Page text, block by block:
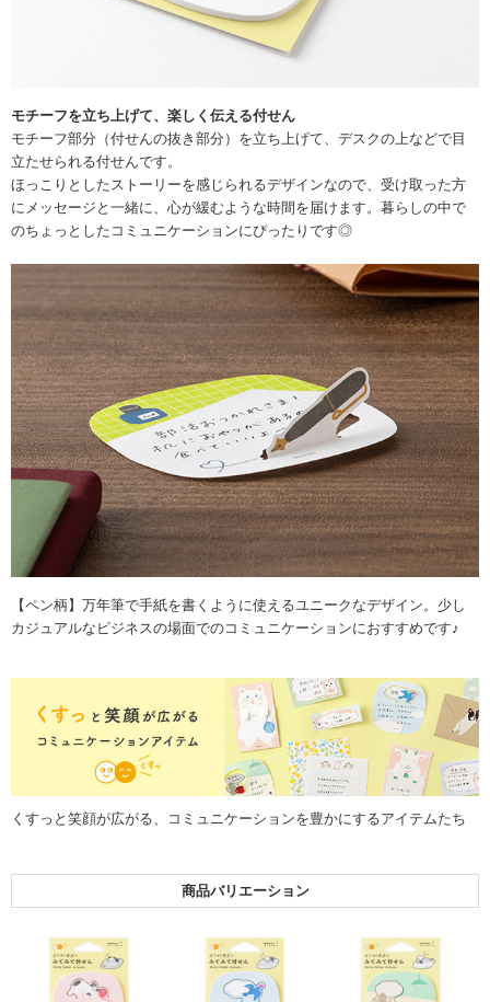
モチーフを立ち上げて、楽しく伝える付せん
モチーフ部分（付せんの抜き部分）を立ち上げて、デスクの上などで目
立たせられる付せんです。
ほっこりとしたストーリーを感じられるデザインなので、受け取った方
にメッセージと一緒に、心が緩むような時間を届けます。暮らしの中で
のちょっとしたコミュニケーションにぴったりです◎
【ペン柄】万年筆で手紙を書くように使えるユニークなデザイン。少し
カジュアルなビジネスの場面でのコミュニケーションにおすすめです♪
くすっと笑顔が広がる、コミュニケーションを豊かにするアイテムたち
商品バリエーション